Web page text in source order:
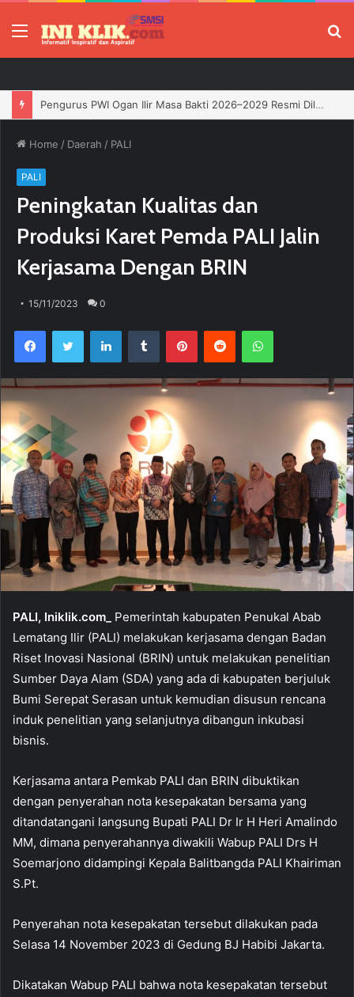
Menu
Jelang HUT RI, 3 Sumur Infill Baru di Zona 4 Dukung Kedaulatan Energi
Home / Daerah / PALI
PALI
Peningkatan Kualitas dan
Produksi Karet Pemda PALI Jalin
Kerjasama Dengan BRIN
15/11/2023 0
PALI, Iniklik.com_
Pemerintah kabupaten Penukal Abab
Lematang Ilir (PALI) melakukan kerjasama dengan Badan
Riset Inovasi Nasional (BRIN) untuk melakukan penelitian
Sumber Daya Alam (SDA) yang ada di kabupaten berjuluk
Bumi Serepat Serasan untuk kemudian disusun rencana
induk penelitian yang selanjutnya dibangun inkubasi
bisnis.
Kerjasama antara Pemkab PALI dan BRIN dibuktikan
dengan penyerahan nota kesepakatan bersama yang
ditandatangani langsung Bupati PALI Dr Ir H Heri Amalindo
MM, dimana penyerahannya diwakili Wabup PALI Drs H
Soemarjono didampingi Kepala Balitbangda PALI Khairiman
S.Pt.
Penyerahan nota kesepakatan tersebut dilakukan pada
Selasa 14 November 2023 di Gedung BJ Habibi Jakarta.
Dikatakan Wabup PALI bahwa nota kesepakatan tersebut